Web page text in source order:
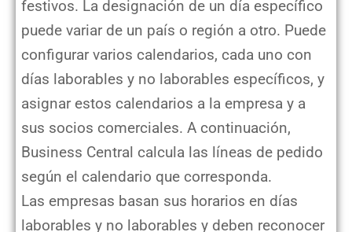
festivos. La designación de un día específico
puede variar de un país o región a otro. Puede
configurar varios calendarios, cada uno con
días laborables y no laborables específicos, y
asignar estos calendarios a la empresa y a
sus socios comerciales. A continuación,
Business Central calcula las líneas de pedido
según el calendario que corresponda.
Las empresas basan sus horarios en días
laborables y no laborables y deben reconocer